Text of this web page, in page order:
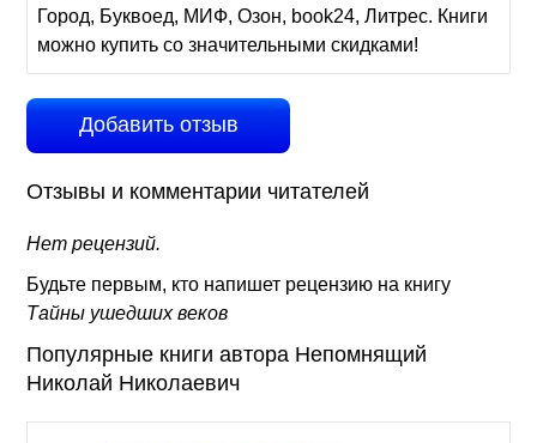
Город, Буквоед, МИФ, Озон, book24, Литрес. Книги
можно купить со значительными скидками!
Добавить отзыв
Отзывы и комментарии читателей
Нет рецензий.
Будьте первым, кто напишет рецензию на книгу
Тайны ушедших веков
Популярные книги автора Непомнящий
Николай Николаевич